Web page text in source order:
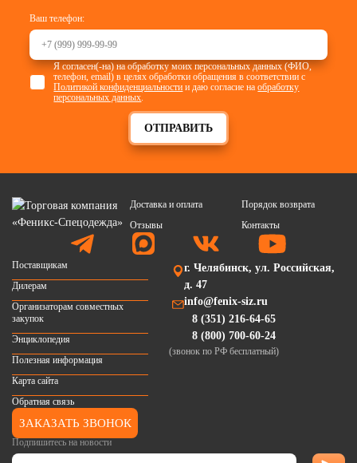
Ваш телефон:
ОТПРАВИТЬ
Я согласен(-на) на обработку моих персональных данных (ФИО,
телефон, email) в целях обработки обращения в соответствии с
Политикой конфиденциальности и даю согласие наобработку
персональных данных.
Доставка и оплата
Порядок возврата
Отзывы
Контакты
Подпишитесь на новости
Поставщикам
Дилерам
Организаторам совместных
закупок
Энциклопедия
Полезная информация
Карта сайта
Обратная связь
г. Челябинск, ул. Российская,
д. 47
info@fenix-siz.ru
8 (351) 216-64-65
8 (800) 700-60-24
(звонок по РФ бесплатный)
ЗАКАЗАТЬ ЗВОНОК